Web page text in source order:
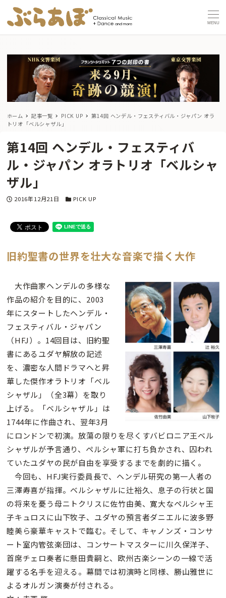
MENU
ホーム 記事一覧 PICK UP
第14回 ヘンデル・フェスティバル・ジャパン オラ
トリオ「ベルシャザル」
第14回 ヘンデル・フェスティバ
ル・ジャパン オラトリオ「ベルシャ
ザル」
投稿日
2016年12月21日 カテゴリー
PICK UP
旧約聖書の世界を壮大な音楽で描く大作
大作曲家ヘンデルの多様な
作品の紹介を目的に、2003
年にスタートしたヘンデル・
フェスティバル・ジャパン
（HFJ）。14回目は、旧約聖
書にあるユダヤ解放の記述
を、濃密な人間ドラマへと昇
華した傑作オラトリオ「ベル
シャザル」（全3幕）を取り
上げる。「ベルシャザル」は
1744年に作曲され、翌年3月
にロンドンで初演。放蕩の限りを尽くすバビロニア王ベル
シャザルが予言通り、ペルシャ軍に打ち負かされ、囚われ
ていたユダヤの民が自由を享受するまでを劇的に描く。
今回も、HFJ実行委員長で、ヘンデル研究の第一人者の
三澤寿喜が指揮。ベルシャザルに辻裕久、息子の行状と国
の将来を憂う母ニトクリスに佐竹由美、寛大なペルシャ王
子キュロスに山下牧子、ユダヤの預言者ダニエルに波多野
睦美ら豪華キャストで臨む。そして、キャノンズ・コンサ
ート室内管弦楽団は、コンサートマスターに川久保洋子、
首席チェロ奏者に懸田貴嗣と、欧州古楽シーンの一線で活
躍する名手を迎える。幕間では初演時と同様、勝山雅世に
よるオルガン演奏が付される。